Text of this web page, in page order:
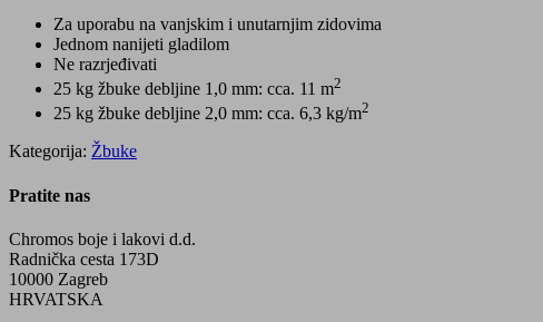
Za uporabu na vanjskim i unutarnjim zidovima
Jednom nanijeti gladilom
Ne razrjeđivati
25 kg žbuke debljine 1,0 mm: cca. 11 m2
25 kg žbuke debljine 2,0 mm: cca. 6,3 kg/m2
Kategorija: Žbuke
Pratite nas
Chromos boje i lakovi d.d.
Radnička cesta 173D
10000 Zagreb
HRVATSKA